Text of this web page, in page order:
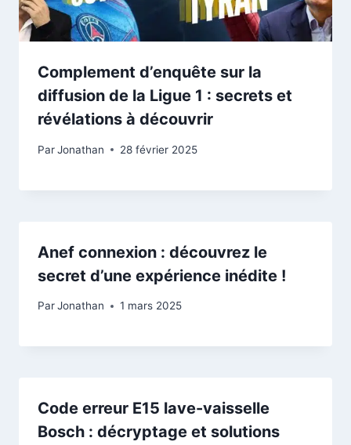
Complement d’enquête sur la
diffusion de la Ligue 1 : secrets et
révélations à découvrir
ParJonathan 28 février 2025
Anef connexion : découvrez le
secret d’une expérience inédite !
ParJonathan 1 mars 2025
Code erreur E15 lave-vaisselle
Bosch : décryptage et solutions